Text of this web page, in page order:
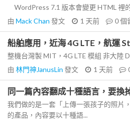
WordPress 7.1 版本會變更 HTML 裡
由 Mack Chan 發文 1 天前 0個
船舶應用，近海 4G LTE，航運
整機台灣製 MIT，4G LTE 模組 非大陸
由 林門神JanusLin 發文 1 天前
同一篇內容翻成十種語言，要換
我們做的是一套「上傳一張孩子的照片
的產品，內容要以十種語...